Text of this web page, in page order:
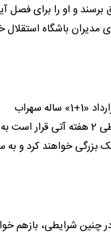
برسند و او را برای فصل
مدیران باشگاه استقلال
استقلالی‌ها اولویت نخست‌شان توافق با دراگان اسکوچیچ است و اگر با مرد کروات به توافق نرسند، خیلی زود قرارداد «1+1» ساله سهراب
بختیاری‌زاده به امضا خواهد رسید. براساس خبرهای واصله به «فوتبال 360»، پروژه انتخاب سرمربی استقلال تا طی 2 هفته آتی قرار است به
بزرگی خواهند کرد و به
نخواهد شد. در چنین شرایطی، بازهم